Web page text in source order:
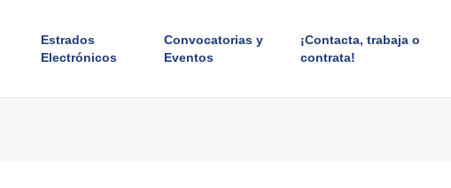
Estrados
Electrónicos
Convocatorias y
Eventos
¡Contacta, trabaja o
contrata!